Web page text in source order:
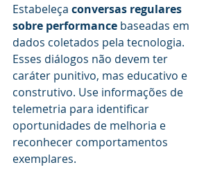
Estabeleça conversas regulares
sobre performance baseadas em
dados coletados pela tecnologia.
Esses diálogos não devem ter
caráter punitivo, mas educativo e
construtivo. Use informações de
telemetria para identificar
oportunidades de melhoria e
reconhecer comportamentos
exemplares.